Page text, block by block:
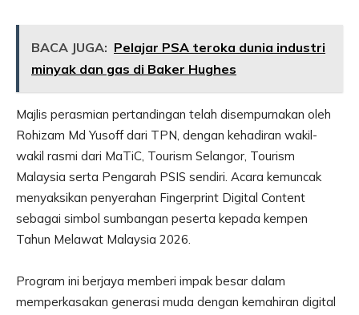
BACA JUGA: Pelajar PSA teroka dunia industri
minyak dan gas di Baker Hughes
Majlis perasmian pertandingan telah disempurnakan oleh
Rohizam Md Yusoff dari TPN, dengan kehadiran wakil-
wakil rasmi dari MaTiC, Tourism Selangor, Tourism
Malaysia serta Pengarah PSIS sendiri. Acara kemuncak
menyaksikan penyerahan Fingerprint Digital Content
sebagai simbol sumbangan peserta kepada kempen
Tahun Melawat Malaysia 2026.
Program ini berjaya memberi impak besar dalam
memperkasakan generasi muda dengan kemahiran digital